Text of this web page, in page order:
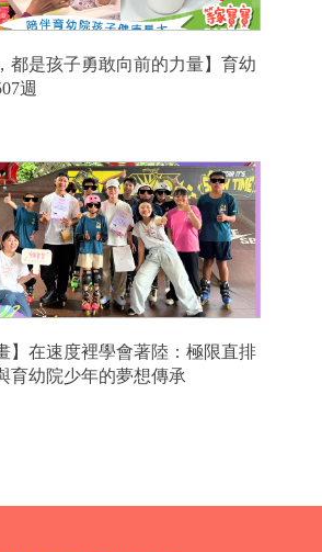
都是孩子勇敢向前的力量】育幼
週
】在速度裡學會著陸：極限直排
育幼院少年的夢想傳承